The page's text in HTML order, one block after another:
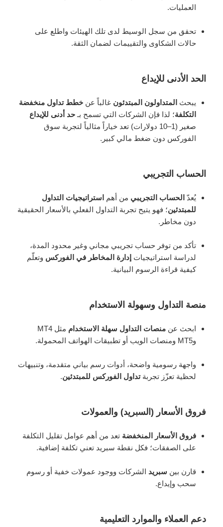
العمليات.
تحقق من سجل الوسيط لدى تلك الهيئات واطلع على
حالات الشكاوى والتقييمات لضمان الثقة.
الحد الأدنى للإيداع
يبحث المتداولون المبتدئون غالباً عنخطط تداول منخفضة
التكلفة؛ لذا فإن الشركات التي تسمح بـحد أدنى للإيداع
صغير (1–10 دولارات) تعد خياراً مثالياً لتجربة سوق
الفوركس دون ضغط مالي كبير.
الحساب التجريبي
يُعدّ الحساب التجريبي من أهم
استراتيجيات التداول
للمبتدئين؛ فهو يتيح تجربة التداول الفعلي بالأسعار الحقيقية
دون مخاطر.
تأكد من توفر حساب تجريبي مجاني وغير محدود المدة،
لدراسة استراتيجيات إدارة المخاطر في الفوركس وتعلّم
كيفية قراءة الرسوم البيانية.
منصة التداول وسهولة الاستخدام
ابحث عنمنصات التداول سهلة الاستخدام
مثل MT4
وMT5 ومنصات الويب أو تطبيقات الهواتف المحمولة.
واجهة رسومية واضحة، أدوات رسم بياني متقدمة، وتنبيهات
لحظية تعزّز تجربةتداول الفوركس للمبتدئين.
فروق الأسعار (السبريد) والعمولات
فروق الأسعار المنخفضة تعد من أهم عوامل تقليل التكلفة
على الصفقات؛ فكل نقطة سبريد تعني تكلفة إضافية.
قارن بين سبريد الشركات ووجود عمولات خفية أو رسوم
سحب وإيداع.
دعم العملاء والموارد التعليمية